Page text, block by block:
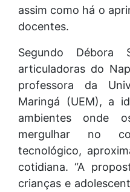
assim como há o
docentes.
Segundo Débora
articuladoras do
professora da
Maringá (UEM), a
ambientes onde
mergulhar no
tecnológico,
cotidiana. “A
crianças e